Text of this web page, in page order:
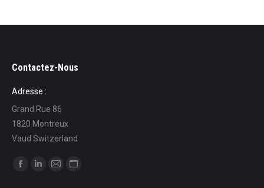
Contactez-Nous
Adresse :
Grand Rue 86
1820 Montreux
Vaud Switzerland
Find us on: